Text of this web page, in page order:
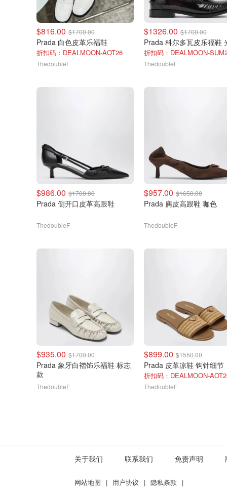
$816.00 $1700.00
Prada 白色皮革乐福鞋
折扣码：DEALMOON-AOT26
ThedoubleF
$1326.00 $1700.00
Prada 科尔多瓦皮乐福鞋
折扣码：DEALMOON-
ThedoubleF
$986.00 $1700.00
Prada 侧开口皮革高跟鞋
ThedoubleF
$957.00 $1650.00
Prada 麂皮高跟鞋 咖色
ThedoubleF
$935.00 $1700.00
Prada 象牙白褶饰乐福鞋 标志
款
ThedoubleF
$899.00 $1550.00
Prada 皮革凉鞋 钩针细节
折扣码：DEALMOON-
ThedoubleF
关于我们 联系我们 免责声明
网站地图 | 用户协议 | 隐私条款 |